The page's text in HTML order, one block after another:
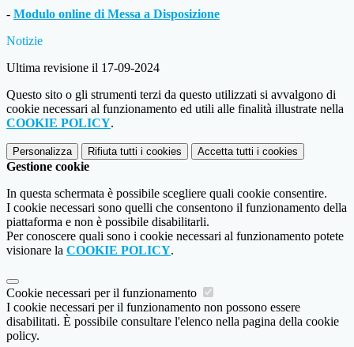
- Modulo online di Messa a Disposizione
Notizie
Ultima revisione il 17-09-2024
Questo sito o gli strumenti terzi da questo utilizzati si avvalgono di
cookie necessari al funzionamento ed utili alle finalità illustrate nella
COOKIE POLICY.
Personalizza Rifiuta tutti i cookies Accetta tutti i cookies
Gestione cookie
In questa schermata è possibile scegliere quali cookie consentire.
I cookie necessari sono quelli che consentono il funzionamento della
piattaforma e non è possibile disabilitarli.
Per conoscere quali sono i cookie necessari al funzionamento potete
visionare la COOKIE POLICY.
Cookie necessari per il funzionamento
I cookie necessari per il funzionamento non possono essere
disabilitati. È possibile consultare l'elenco nella pagina della cookie
policy.